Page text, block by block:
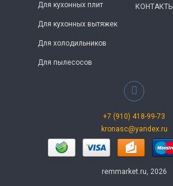
Для кухонных плит
Для кухонных вытяжек
Для холодильников
Для пылесосов
КОНТАКТЫ
+7 (910) 418-99-73
kronasc@yandex.ru
remmarket.ru, 2026